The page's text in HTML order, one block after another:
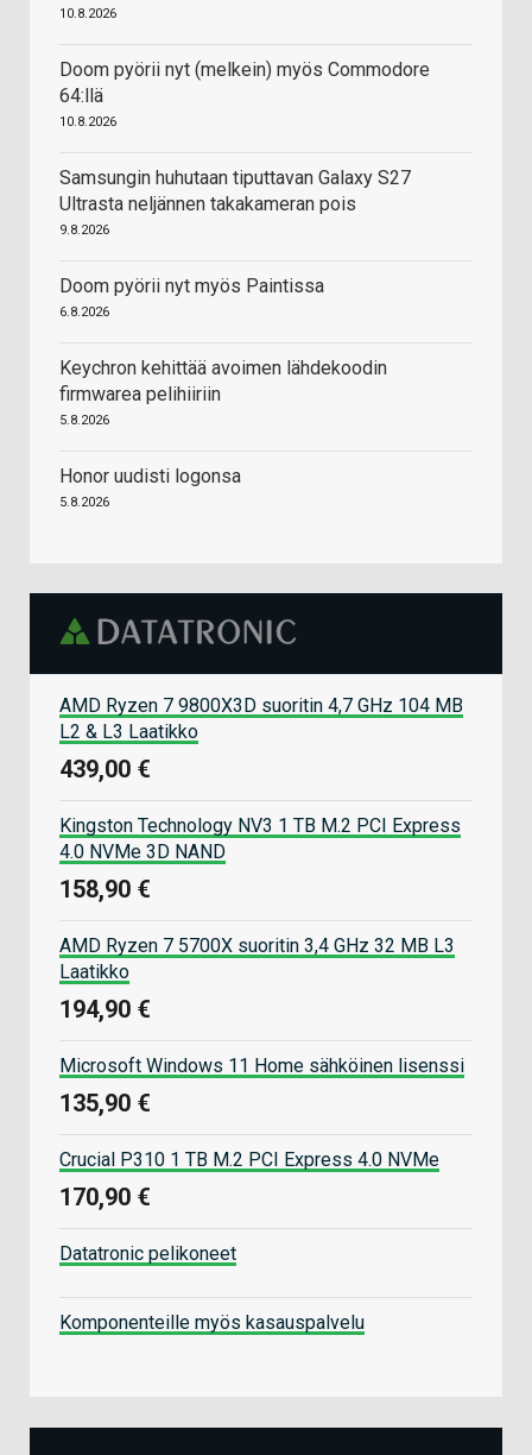
10.8.2026
Doom pyörii nyt (melkein) myös Commodore
64:llä
10.8.2026
Samsungin huhutaan tiputtavan Galaxy S27
Ultrasta neljännen takakameran pois
9.8.2026
Doom pyörii nyt myös Paintissa
6.8.2026
Keychron kehittää avoimen lähdekoodin
firmwarea pelihiiriin
5.8.2026
Honor uudisti logonsa
5.8.2026
AMD Ryzen 7 9800X3D suoritin 4,7 GHz 104 MB
L2 & L3 Laatikko
439,00 €
Kingston Technology NV3 1 TB M.2 PCI Express
4.0 NVMe 3D NAND
158,90 €
AMD Ryzen 7 5700X suoritin 3,4 GHz 32 MB L3
Laatikko
194,90 €
Microsoft Windows 11 Home sähköinen lisenssi
135,90 €
Crucial P310 1 TB M.2 PCI Express 4.0 NVMe
170,90 €
Datatronic pelikoneet
Komponenteille myös kasauspalvelu